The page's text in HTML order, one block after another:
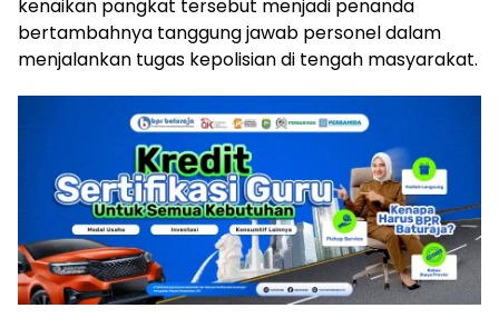
kenaikan pangkat tersebut menjadi penanda
bertambahnya tanggung jawab personel dalam
menjalankan tugas kepolisian di tengah masyarakat.